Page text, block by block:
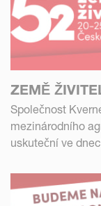
ZEMĚ
Společnost
mezinárodního
uskuteční ve